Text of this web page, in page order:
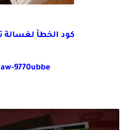
كود الخطأ لغسالة
aw-9770ubbe